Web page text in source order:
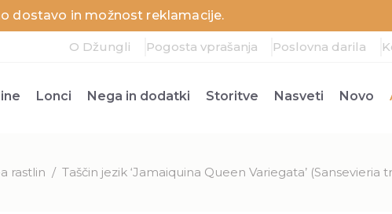
dostavo in možnost reklamacije.
O Džungli Pogosta vprašanja Poslovna darila
Lonci Nega in dodatki Storitve Nasveti Novo
rastlin / Taščin jezik ‘Jamaiquina Queen Variegata’ (Sansevieria